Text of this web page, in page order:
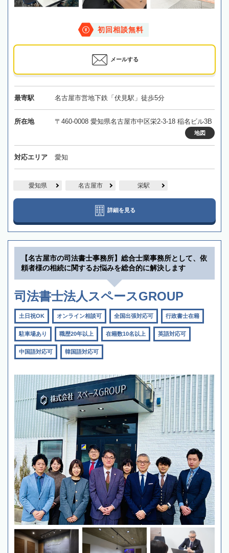
初回相談無料
メールする
最寄駅 名古屋市営地下鉄「伏見駅」徒歩5分
所在地 〒460-0008 愛知県名古屋市中区栄2-3-18 稲名ビル3B
地図
対応エリア 愛知
愛知県 名古屋市 栄駅
詳細を見る
【名古屋市の司法書士事務所】総合士業事務所として、依
頼者様の相続に関するお悩みを総合的に解決します
司法書士法人スペースGROUP
土日祝OK オンライン相談可 全国出張対応可 行政書士在籍
駐車場あり 職歴20年以上 在籍数10名以上 英語対応可
中国語対応可 韓国語対応可